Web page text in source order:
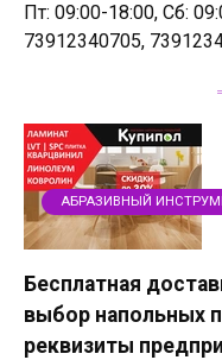
Пт: 09:00-18:00, Сб:
73912340705,
АБРАЗИВНЫЙ
Бесплатная
выбор напольных
реквизиты